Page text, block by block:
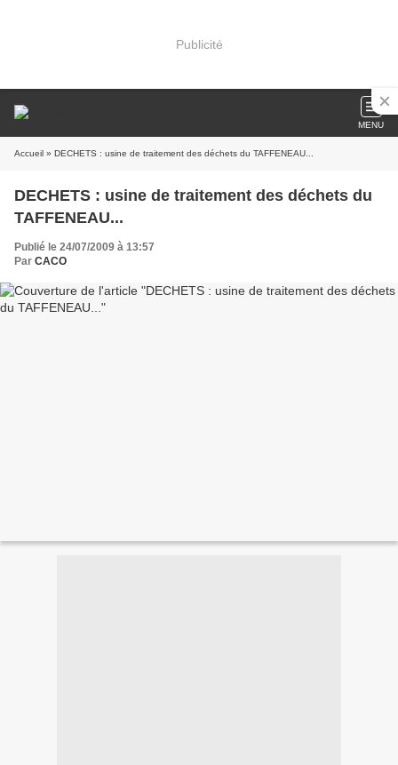
Publicité
MENU
Accueil » DECHETS : usine de traitement des déchets du TAFFENEAU...
DECHETS : usine de traitement des déchets du
TAFFENEAU...
Publié le 24/07/2009 à 13:57
Par CACO